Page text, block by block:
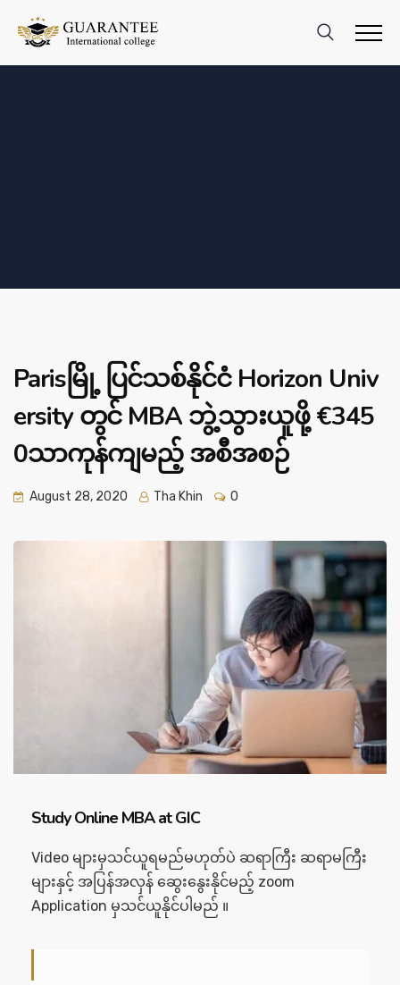
Parisမြို့ ပြင်သစ်နိုင်ငံ Horizon Univ
ersity တွင် MBA ဘွဲ့သွားယူဖို့ €345
0သာကုန်ကျမည့် အစီအစဉ်
August 28, 2020 Tha Khin 0
Study Online MBA at GIC
Video များမှသင်ယူရမည်မဟုတ်ပဲ ဆရာကြီး ဆရာမကြီး
များနှင့် အပြန်အလှန် ဆွေးနွေးနိုင်မည့် zoom
Application မှသင်ယူနိုင်ပါမည် ။